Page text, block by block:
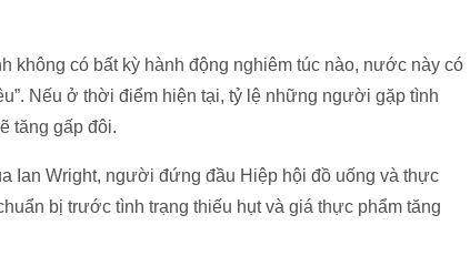
không có bất kỳ hành động nghiêm túc nào, nước này có
Nếu ở thời điểm hiện tại, tỷ lệ những người gặp tình
tăng gấp đôi.
Ian Wright, người đứng đầu Hiệp hội đồ uống và thực
bị trước tình trạng thiếu hụt và giá thực phẩm tăng